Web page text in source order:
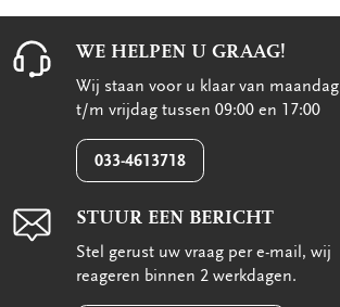
WE HELPEN U GRAAG!
Wij staan voor u klaar van maandag
t/m vrijdag tussen 09:00 en 17:00
033-4613718
STUUR EEN BERICHT
Stel gerust uw vraag per e-mail, wij
reageren binnen 2 werkdagen.